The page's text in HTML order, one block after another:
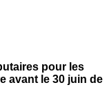
pour les
avant le 30 juin de